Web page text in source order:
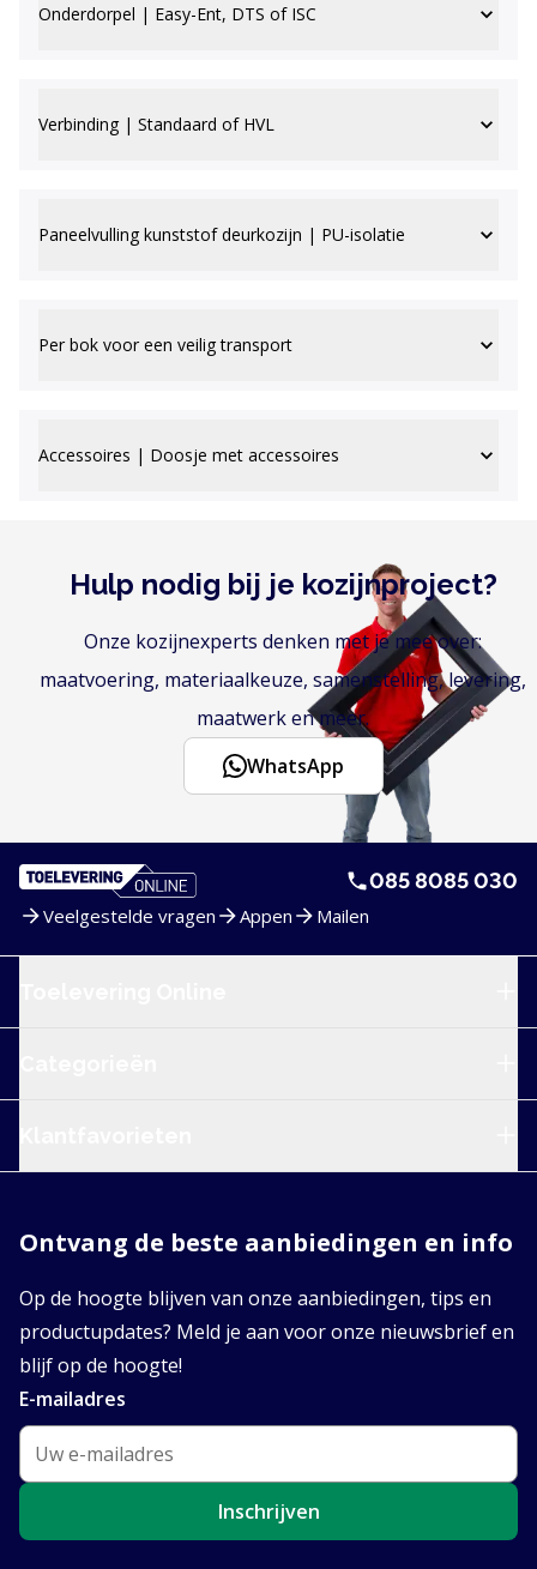
Onderdorpel | Easy-Ent, DTS of ISC
Verbinding | Standaard of HVL
Paneelvulling kunststof deurkozijn | PU-isolatie
Per bok voor een veilig transport
Accessoires | Doosje met accessoires
Hulp nodig bij je kozijnproject?
Onze kozijnexperts denken met je mee over:
maatvoering, materiaalkeuze, samenstelling, levering,
maatwerk en meer.
WhatsApp
085 8085 030
Veelgestelde vragen Appen Mailen
Ontvang de beste aanbiedingen en info
Op de hoogte blijven van onze aanbiedingen, tips en
productupdates? Meld je aan voor onze nieuwsbrief en
blijf op de hoogte!
E-mailadres
Inschrijven